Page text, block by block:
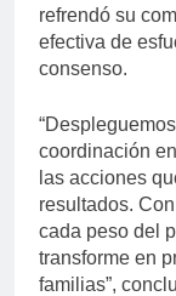
refrendó su
efectiva de
consenso.
coordinación
las acciones
resultados.
cada peso del
transforme en
familias”,